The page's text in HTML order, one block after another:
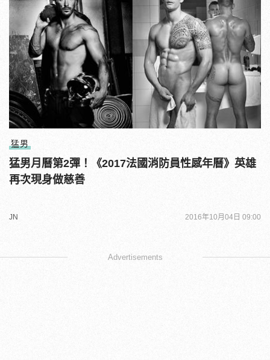
猛男
猛男月曆第2彈！《2017法國消防員性感年曆》英雄
再次現身做慈善
JN 2016年10月04日 09:00
Advertisements